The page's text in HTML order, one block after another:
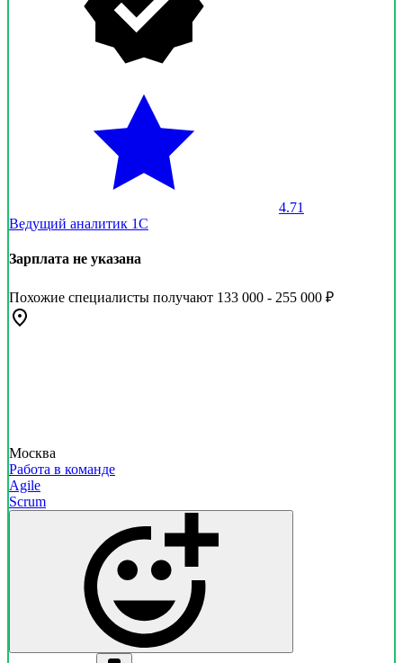
4.71
Ведущий аналитик 1С
Зарплата не указана
Похожие специалисты получают 133 000 - 255 000 ₽
Москва
Работа в команде
Agile
Scrum